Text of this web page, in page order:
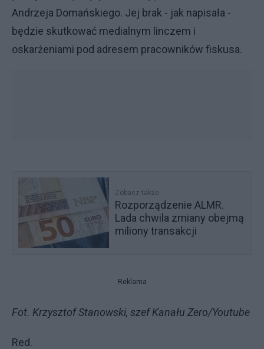
Andrzeja Domańskiego. Jej brak - jak napisała -
będzie skutkować medialnym linczem i
oskarżeniami pod adresem pracowników fiskusa.
Zobacz także
Rozporządzenie ALMR.
Lada chwila zmiany obejmą
miliony transakcji
Reklama
Fot. Krzysztof Stanowski, szef Kanału Zero/Youtube
Red.